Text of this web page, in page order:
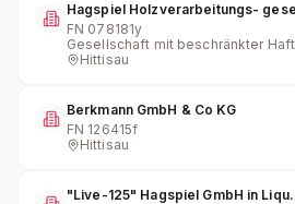
Hagspiel Holzverarbeitungs-
FN 078181y
Gesellschaft mit beschränkter
Hittisau
Berkmann GmbH & Co KG
FN 126415f
Hittisau
"Live-125" Hagspiel GmbH in Liqu.